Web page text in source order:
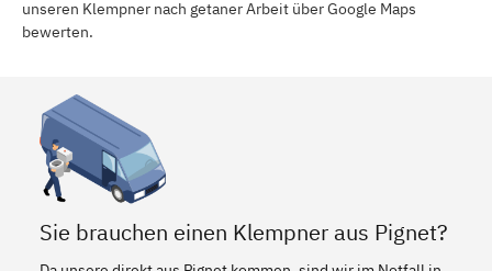
unseren Klempner nach getaner Arbeit über Google Maps
bewerten.
Sie brauchen einen Klempner aus Pignet?